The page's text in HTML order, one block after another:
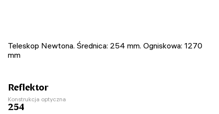
Teleskop Newtona. Średnica: 254 mm. Ogniskowa: 1270
mm
Reflektor
Konstrukcja optyczna
254